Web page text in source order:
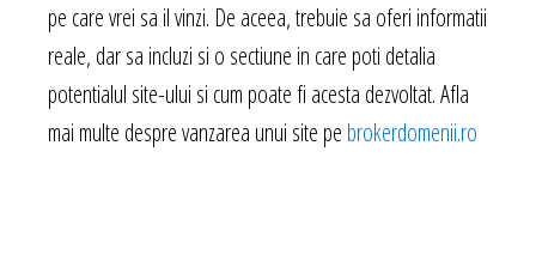
pe care vrei sa il vinzi. De aceea, trebuie sa oferi informatii
reale, dar sa incluzi si o sectiune in care poti detalia
potentialul site-ului si cum poate fi acesta dezvoltat. Afla
mai multe despre vanzarea unui site pe brokerdomenii.ro